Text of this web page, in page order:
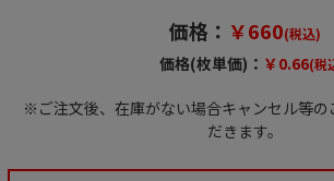
価格： ￥660(税込)
価格(枚単価)： ￥0.66(税
※ご注文後、在庫がない場合キャンセル等の
だきます。